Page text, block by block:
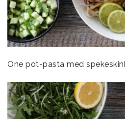
One pot-pasta med